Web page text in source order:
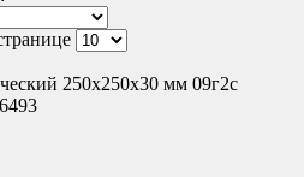
250x250х30 мм 09г2с